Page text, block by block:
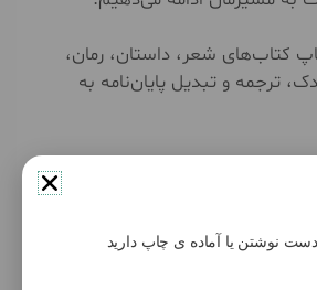
کتاب‌های شعر، داستان، رمان،
ترجمه و تبدیل پایان‌نامه به
جایی برای رویش، قلم و
دست نوشتن یا آماده ی چاپ دارید